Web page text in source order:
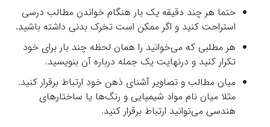
حتما هر چند دقیقه یک بار هنگام خواندن مطالب درسی
استراحت کنید و اگر ممکن است تخرک بدنی داشته باشید.
هر مطلبی که می‌خوانید را همان لحظه چند بار برای خود
تکرار کنید و درنهایت یک جمله درباره آن بنویسید.
میان مطالب و تصاویر آشنای ذهن خود ارتباط برقرار کنید.
مثلا میان نام مواد شیمیایی و رنگ‌ها یا ساختارهای
هندسی می‌توانید ارتباط برقرار کنید.